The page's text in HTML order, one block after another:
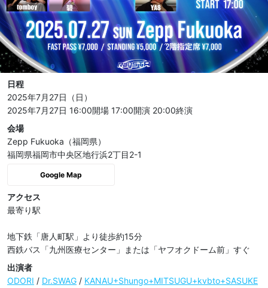
日程
2025年7月27日（日）
2025年7月27日 16:00開場 17:00開演 20:00終演
会場
Zepp Fukuoka（福岡県）
福岡県福岡市中央区地行浜2丁目2-1
Google Map
アクセス
最寄り駅
地下鉄「唐人町駅」より徒歩約15分
西鉄バス「九州医療センター」または「ヤフオクドーム前」すぐ
出演者
ODORI / Dr.SWAG / KANAU+Shungo+MITSUGU+kvbto+SASUKE